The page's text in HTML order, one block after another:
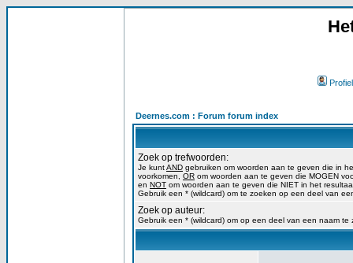
Profiel
Deernes.com : Forum forum index
Zoek op trefwoorden:
Je kuntAND gebruiken om woorden aan te geven die in
voorkomen, OR om woorden aan te geven die MOGEN
en NOT om woorden aan te geven die NIET in het
Gebruik een * (wildcard) om te zoeken op een deel van
Zoek op auteur:
Gebruik een * (wildcard) om op een deel van een naam te